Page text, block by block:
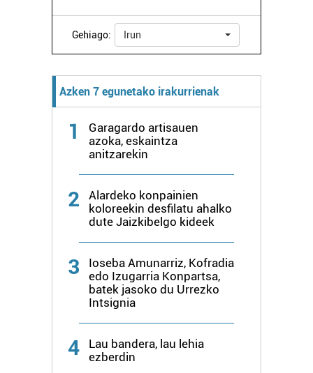
Gehiago: Irun
Azken 7 egunetako irakurrienak
1
Garagardo artisauen
azoka, eskaintza
anitzarekin
2
Alardeko konpainien
koloreekin desfilatu ahalko
dute Jaizkibelgo kideek
3
Ioseba Amunarriz, Kofradia
edo Izugarria Konpartsa,
batek jasoko du Urrezko
Intsignia
4
Lau bandera, lau lehia
ezberdin